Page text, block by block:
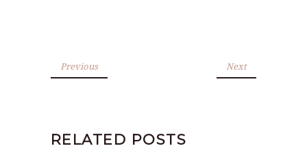
Previous Next
RELATED POSTS